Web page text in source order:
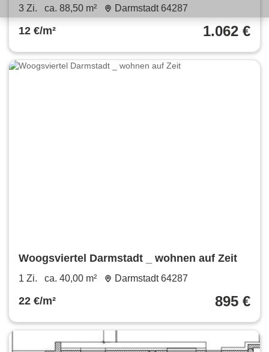
3 Zi. ca. 88,50 m² Darmstadt 64287
12 €/m² 1.062 €
Woogsviertel Darmstadt _ wohnen auf Zeit
1 Zi. ca. 40,00 m² Darmstadt 64287
22 €/m² 895 €